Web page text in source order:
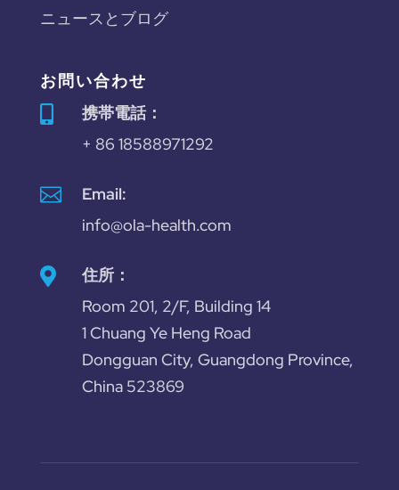
ニュースとブログ
お問い合わせ

携帯電話：
+ 86 18588971292

Email:
info@ola-health.com

住所：
Room 201, 2/F, Building 14
1 Chuang Ye Heng Road
Dongguan City, Guangdong Province,
China 523869